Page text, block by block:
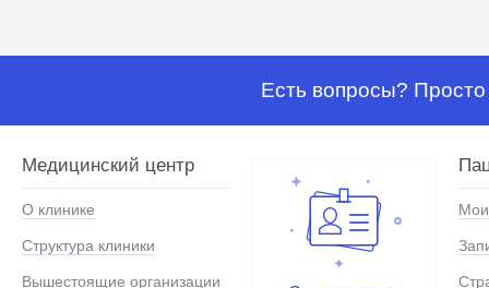
Есть вопросы?
Медицинский центр
О клинике
Структура клиники
Вышестоящие организации